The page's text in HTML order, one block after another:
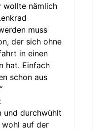
wollte nämlich
muss
der sich ohne
in einen
hat. Einfach
schon aus
und durchwühlt
wohl auf der